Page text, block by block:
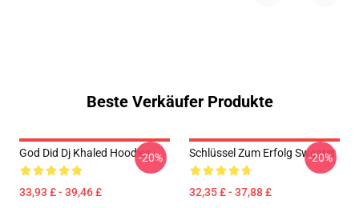
Beste Verkäufer Produkte
God Did Dj Khaled Hoodies
33,93 £ - 39,46 £
-20% Schlüssel Zum Erfolg Sweater
32,35 £ - 37,88 £
-20%